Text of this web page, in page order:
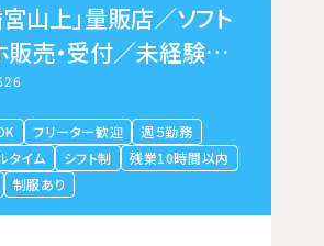
山上」量販店／ソフト
販売・受付／未経験歓
実／完全週休二日制
フリーター歓迎
週５勤務
タイム シフト制
残業10時間以内
制服あり